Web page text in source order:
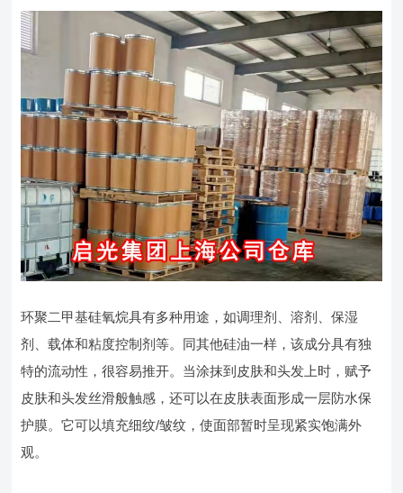
环聚二甲基硅氧烷具有多种用途，如调理剂、溶剂、保湿
剂、载体和粘度控制剂等。同其他硅油一样，该成分具有独
特的流动性，很容易推开。当涂抹到皮肤和头发上时，赋予
皮肤和头发丝滑般触感，还可以在皮肤表面形成一层防水保
护膜。它可以填充细纹/皱纹，使面部暂时呈现紧实饱满外
观。